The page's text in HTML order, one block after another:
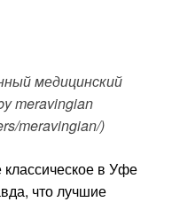
медицинский
meravingian
meravingian/)
классическое в Уфе
что лучшие